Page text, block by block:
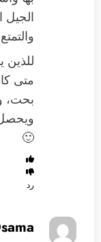
متى
بحت،
🙂
رد